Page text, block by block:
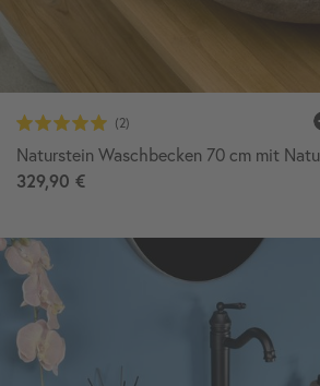
Naturstein Waschbecken 70 cm mit
329,90 €